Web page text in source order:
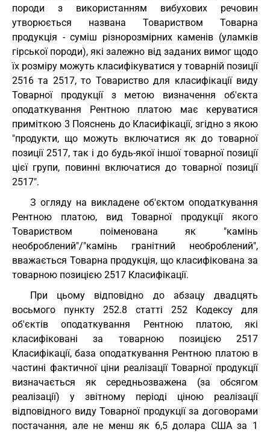
породи з використанням вибухових речовин
утворюється названа Товариством Товарна
продукція - суміш різнорозмірних каменів (уламків
гірської породи), які залежно від заданих вимог щодо
їх розміру можуть класифікуватися у товарній позиції
2516 та 2517, то Товариство для класифікації виду
Товарної продукції з метою визначення об'єкта
оподаткування Рентною платою має керуватися
приміткою 3 Пояснень до Класифікації, згідно з якою
"продукти, що можуть включатися як до товарної
позиції 2517, так і до будь-якої іншої товарної позиції
цієї групи, повинні включатися до товарної позиції
2517".
З огляду на викладене об'єктом оподаткування
Рентною платою, вид Товарної продукції якого
Товариством поіменована як "камінь
необроблений"/"камінь гранітний необроблений",
вважається Товарна продукція, що класифікована за
товарною позицією 2517 Класифікації.
При цьому відповідно до абзацу двадцять
восьмого пункту 252.8 статті 252 Кодексу для
об'єктів оподаткування Рентною платою, які
класифіковані за товарною позицією 2517
Класифікації, база оподаткування Рентною платою в
частині фактичної ціни реалізації Товарної продукції
визначається як середньозважена (за обсягом
реалізації) у звітному періоді ціною реалізації
відповідного виду Товарної продукції за договорами
постачання, але не менш як 6,5 долара США за 1